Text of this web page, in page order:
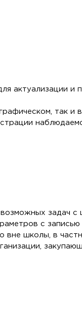
актуализации и
так и
задач
с
вне школы, в